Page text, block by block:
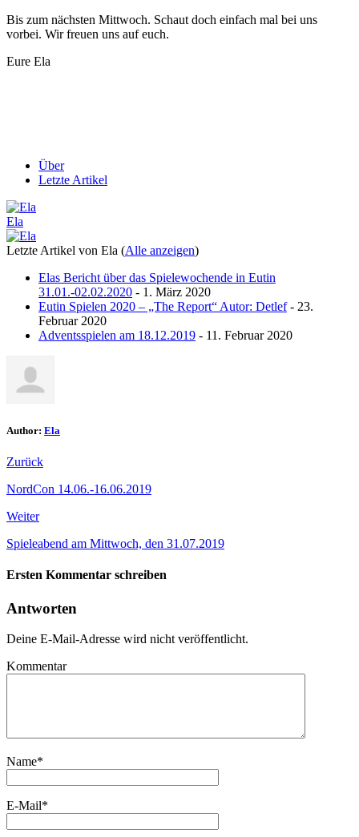
Bis zum nächsten Mittwoch. Schaut doch einfach mal bei uns
vorbei. Wir freuen uns auf euch.
Eure Ela
Über
Letzte Artikel
Ela
Letzte Artikel von Ela (Alle anzeigen)
Elas Bericht über das Spielewochende in Eutin
31.01.-02.02.2020 - 1. März 2020
Eutin Spielen 2020 – „The Report“ Autor: Detlef- 23.
Februar 2020
Adventsspielen am 18.12.2019 - 11. Februar 2020
Author: Ela
Zurück
NordCon 14.06.-16.06.2019
Weiter
Spieleabend am Mittwoch, den 31.07.2019
Ersten Kommentar schreiben
Antworten
Deine E-Mail-Adresse wird nicht veröffentlicht.
Kommentar
Name*
E-Mail*